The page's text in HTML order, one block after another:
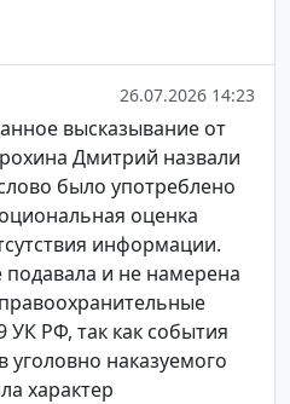
26.07.2026 14:23
высказывание от
Дмитрий назвали
было употреблено
оценка
информации.
и не намерена
УК РФ, так как события
уголовно наказуемого
характер